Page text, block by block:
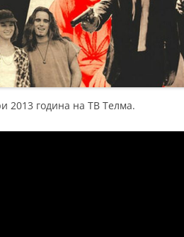
2013 година на ТВ Телма.